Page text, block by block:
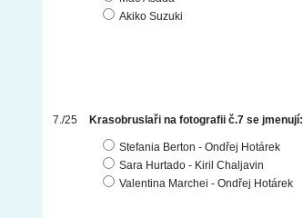
Akiko Suzuki
Krasobruslaři na fotografii č.7 se jmenují:
Stefania Berton - Ondřej Hotárek
Sara Hurtado - Kiril Chaljavin
Valentina Marchei - Ondřej Hotárek